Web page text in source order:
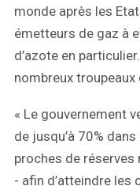
monde après les
émetteurs de gaz à
d’azote en
nombreux
« Le gouvernement
de jusqu’à 70%
proches de
- afin d’atteindre les